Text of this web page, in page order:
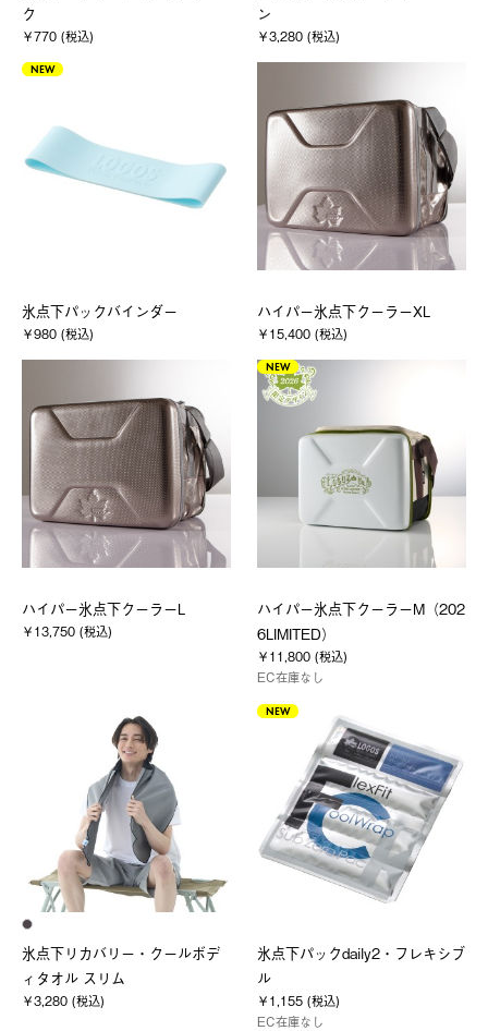
ク
￥770 (税込)
ン
￥3,280 (税込)
NEW
氷点下パックバインダー
￥980 (税込)
ハイパー氷点下クーラーXL
￥15,400 (税込)
ハイパー氷点下クーラーL
￥13,750 (税込)
NEW
ハイパー氷点下クーラーM（202
6LIMITED）
￥11,800 (税込)
EC在庫なし
氷点下リカバリー・クールボデ
ィタオル スリム
￥3,280 (税込)
NEW
氷点下パックdaily2・フレキシブ
ル
￥1,155 (税込)
EC在庫なし